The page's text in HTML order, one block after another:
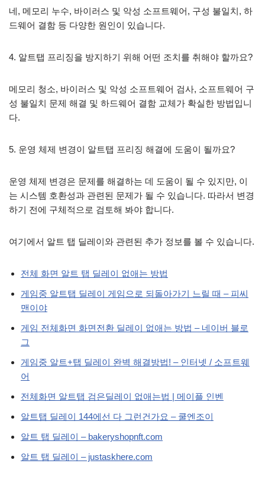
네, 메모리 누수, 바이러스 및 악성 소프트웨어, 구성 불일치, 하
드웨어 결함 등 다양한 원인이 있습니다.
4. 알트탭 프리징을 방지하기 위해 어떤 조치를 취해야 할까요?
메모리 청소, 바이러스 및 악성 소프트웨어 검사, 소프트웨어 구
성 불일치 문제 해결 및 하드웨어 결함 교체가 확실한 방법입니
다.
5. 운영 체제 변경이 알트탭 프리징 해결에 도움이 될까요?
운영 체제 변경은 문제를 해결하는 데 도움이 될 수 있지만, 이
는 시스템 호환성과 관련된 문제가 될 수 있습니다. 따라서 변경
하기 전에 구체적으로 검토해 봐야 합니다.
여기에서 알트 탭 딜레이와 관련된 추가 정보를 볼 수 있습니다.
전체 화면 알트 탭 딜레이 없애는 방법
게임중 알트탭 딜레이 게임으로 되돌아가기 느릴 때 – 피씨
맨이야
게임 전체화면 화면전환 딜레이 없애는 방법 – 네이버 블로
그
게임중 알트+탭 딜레이 완벽 해결방법! – 인터넷 / 소프트웨
어
전체화면 알트탭 검은딜레이 없애는법 | 메이플 인벤
알트탭 딜레이 144에선 다 그런건가요 – 쿨엔조이
알트 탭 딜레이 – bakeryshopnft.com
알트 탭 딜레이 – justaskhere.com